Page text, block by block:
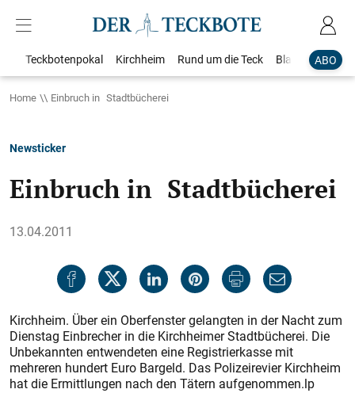
ABO
Teckbotenpokal Kirchheim Rund um die Teck Blaulicht
Home Einbruch in Stadtbücherei
Newsticker
Einbruch in Stadtbücherei
13.04.2011
Kirchheim. Über ein Oberfenster gelangten in der Nacht zum
Dienstag Einbrecher in die Kirchheimer Stadtbücherei. Die
Unbekannten entwendeten eine Registrierkasse mit
mehreren hundert Euro Bargeld. Das Polizeirevier Kirchheim
hat die Ermittlungen nach den Tätern aufgenommen.lp